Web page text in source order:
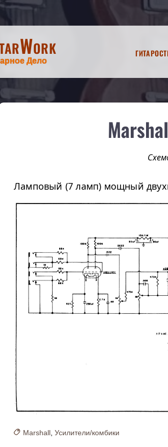
Дело
Ламповый (7 ламп) мощный
Marshall Усилители/комбики